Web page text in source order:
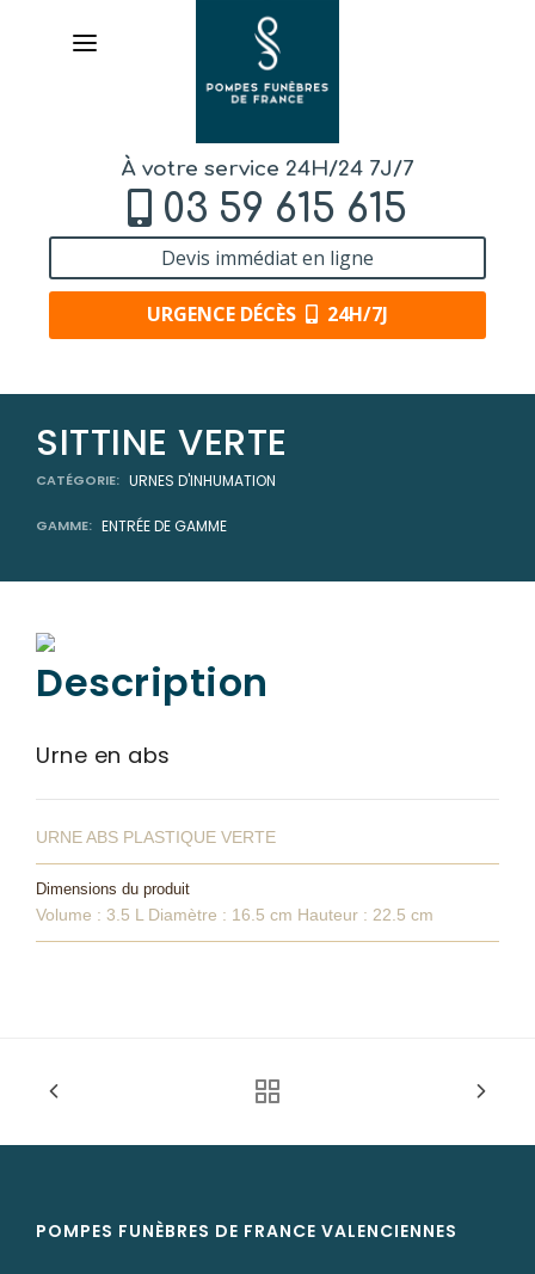
À votre service 24H/24 7J/7
03 59 615 615
Devis immédiat en ligne
URGENCE DÉCÈS 24H/7J
DE DÉCÈS
ORGANISER
SES OBSÈQUES
Livraison de plaques
Nos capitons funéraires
AGENCE
SITTINE VERTE
CATÉGORIE: URNES D'INHUMATION
GAMME: ENTRÉE DE GAMME
Description
Urne en abs
URNE ABS PLASTIQUE VERTE
Dimensions du produit
Volume : 3.5 L Diamètre : 16.5 cm Hauteur : 22.5 cm
POMPES FUNÈBRES DE FRANCE VALENCIENNES